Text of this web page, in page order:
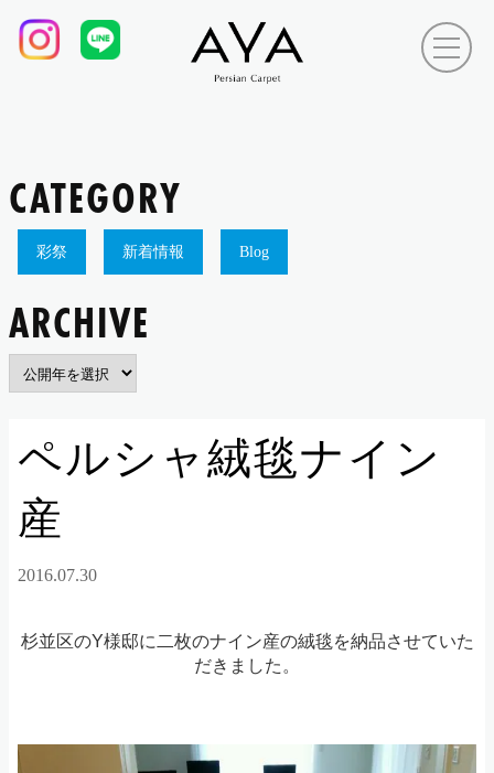
CATEGORY
彩祭 新着情報 Blog
ARCHIVE
ペルシャ絨毯ナイン
産
2016.07.30
杉並区のY様邸に二枚のナイン産の絨毯を納品させていた
だきました。